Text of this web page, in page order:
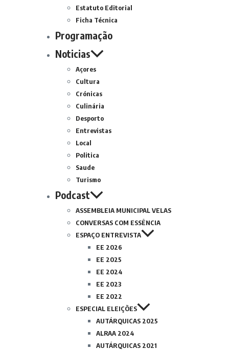
Estatuto Editorial
Ficha Técnica
Programação
Noticias
Açores
Cultura
Crónicas
Culinária
Desporto
Entrevistas
Local
Politica
Saude
Turismo
Podcast
ASSEMBLEIA MUNICIPAL VELAS
CONVERSAS COM ESSÊNCIA
ESPAÇO ENTREVISTA
EE 2026
EE 2025
EE 2024
EE 2023
EE 2022
ESPECIAL ELEIÇÕES
AUTÁRQUICAS 2025
ALRAA 2024
AUTÁRQUICAS 2021